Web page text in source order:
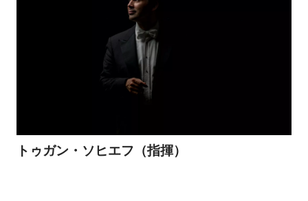
トゥガン・ソヒエフ（指揮）